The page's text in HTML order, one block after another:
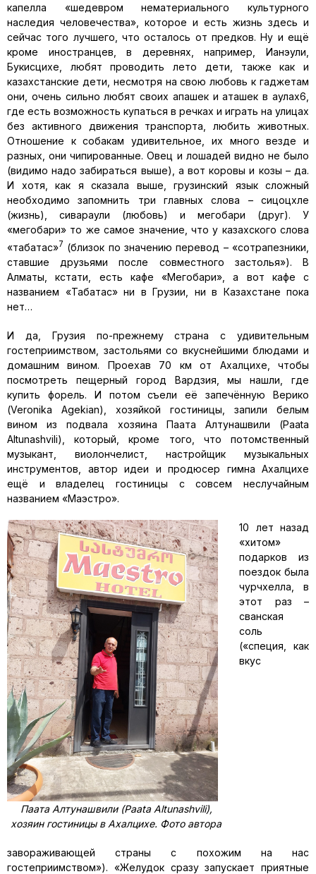
капелла «шедевром нематериального культурного
наследия человечества», которое и есть жизнь здесь и
сейчас того лучшего, что осталось от предков. Ну и ещё
кроме иностранцев, в деревнях, например, Ианэули,
Букисцихе, любят проводить лето дети, также как и
казахстанские дети, несмотря на свою любовь к гаджетам
они, очень сильно любят своих апашек и аташек в аулах6,
где есть возможность купаться в речках и играть на улицах
без активного движения транспорта, любить животных.
Отношение к собакам удивительное, их много везде и
разных, они чипированные. Овец и лошадей видно не было
(видимо надо забираться выше), а вот коровы и козы – да.
И хотя, как я сказала выше, грузинский язык сложный
необходимо запомнить три главных слова – сицоцхле
(жизнь), сиқвараули (любовь) и мегобари (друг). У
«мегобари» то же самое значение, что у казахского слова
«табақтас»7 (близок по значению перевод – «сотрапезники,
ставшие друзьями после совместного застолья»). В
Алматы, кстати, есть кафе «Мегобари», а вот кафе с
названием «Табақтас» ни в Грузии, ни в Казахстане пока
нет…
И да, Грузия по-прежнему страна с удивительным
гостеприимством, застольями со вкуснейшими блюдами и
домашним вином. Проехав 70 км от Ахалцихе, чтобы
посмотреть пещерный город Вардзия, мы нашли, где
купить форель. И потом съели её запечённую Верико
(Veronika Agekian), хозяйкой гостиницы, запили белым
вином из подвала хозяина Паата Алтунашвили (Paata
Altunashvili), который, кроме того, что потомственный
музыкант, виолончелист, настройщик музыкальных
инструментов, автор идеи и продюсер гимна Ахалцихе
ещё и владелец гостиницы с совсем неслучайным
названием «Маэстро».
Паата Алтунашвили (Paata Altunashvili),
хозяин гостиницы в Ахалцихе. Фото автора
10 лет назад
«хитом»
подарков из
поездок была
чурчхелла, в
этот раз –
сванская
соль
(«специя, как
вкус
завораживающей страны с похожим на нас
гостеприимством»). «Желудок сразу запускает приятные